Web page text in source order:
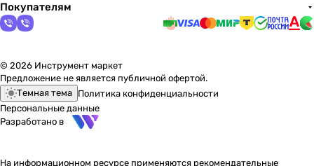
Покупателям
© 2026 Инструмент маркет
Предложение не является публичной офертой.
Темная тема Политика конфиденциальности
Персональные данные
Разработано в
На информационном ресурсе применяются рекомендательные